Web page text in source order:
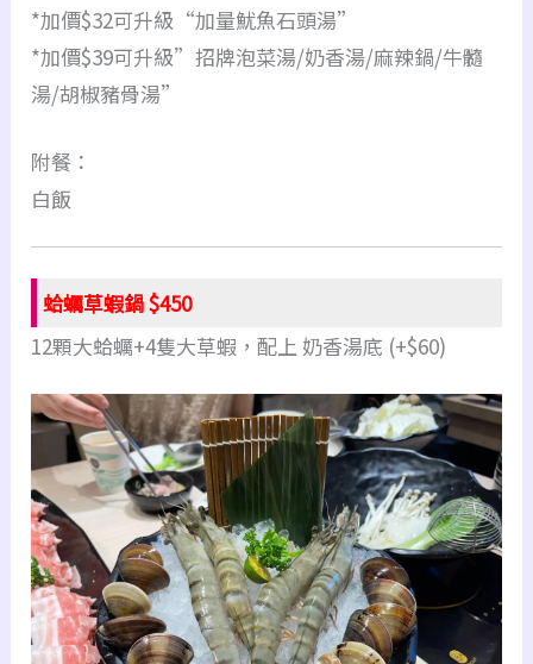
*加價$32可升級“加量魷魚石頭湯”
*加價$39可升級”招牌泡菜湯/奶香湯/麻辣鍋/牛髓
湯/胡椒豬骨湯”
附餐：
白飯
蛤蠣草蝦鍋 $450
12顆大蛤蠣+4隻大草蝦，配上 奶香湯底 (+$60)